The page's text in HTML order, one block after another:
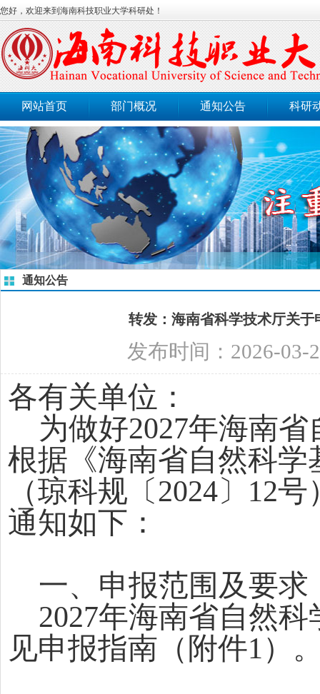
您好，欢迎来到海南科技职业大学科研处！
网站首页 部门概况 通知公告 科研
通知公告
转发：海南省科学技术厅关
发布时间：2026-03-
各有关单位：
为做好2027年海南
根据《海南省自然科
（琼科规〔2024〕12
通知如下：
一、申报范围及要求
2027年海南省自然
见申报指南（附件1）